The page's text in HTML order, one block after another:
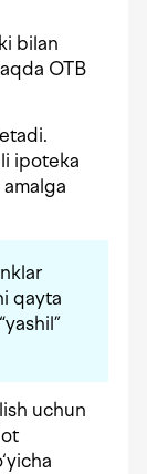
bilan
OTB
ipoteka
qayta
uchun